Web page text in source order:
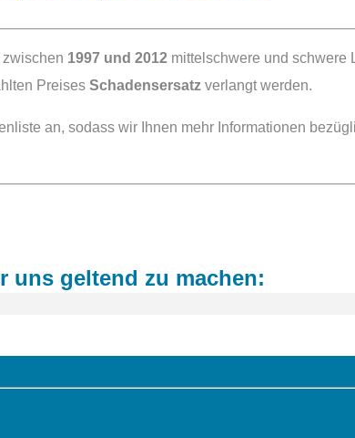
1997 und 2012mittelschwere und schwere
Preises Schadensersatzverlangt werden.
an, sodass wir Ihnen mehr Informationen
uns geltend zu machen: